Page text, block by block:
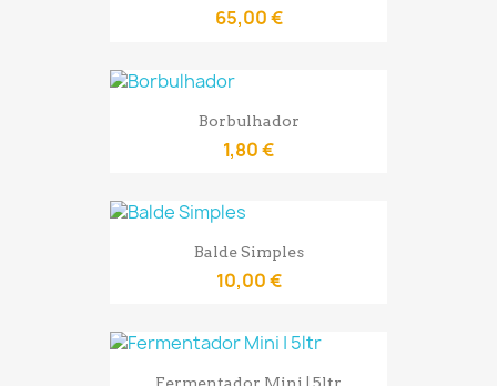
65,00 €
Borbulhador
1,80 €
Balde Simples
10,00 €